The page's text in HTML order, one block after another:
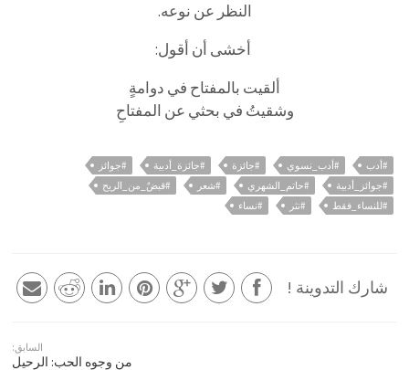
النظر عن نوعه.
أخشى أن أقول:
ألقيت بالمفتاح في دوامةٍ
وشقيتُ في بحثي عن المفتاحِ
#أدب #أدب_نسوي #جائزة #جائزة_أدبية
#جوائز
#جوائز_أدبية
#حاتم_الشهري #شعر
#قبضٌ_من_الريح
#للنساء_فقط
#نثر #نساء
شارك التدوينة !
السابق:
من وجوه الحب: الرحيل